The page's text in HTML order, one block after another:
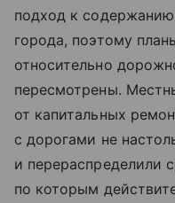
подход к
города, поэтому
относительно
пересмотрены.
от капитальных
с дорогами не
и перераспределили
по которым